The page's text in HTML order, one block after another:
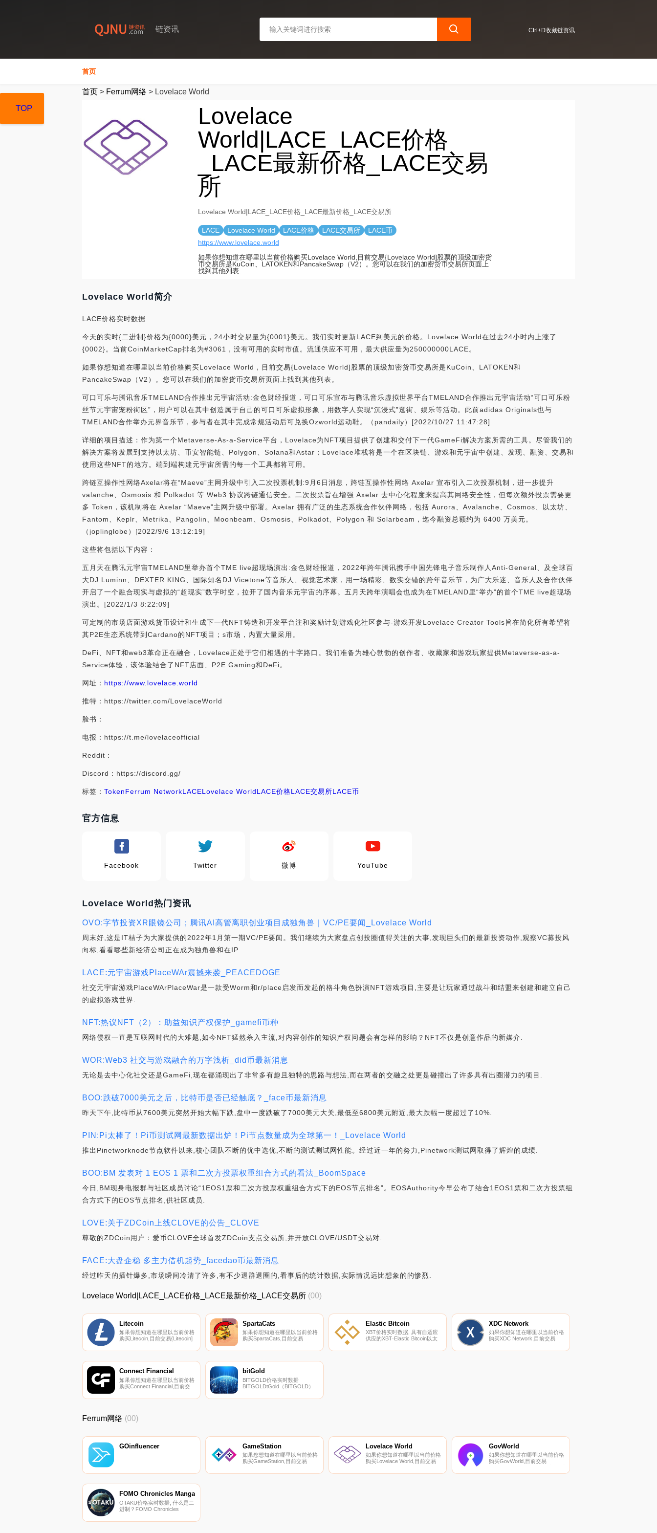
链资讯 Ctrl+D收藏链资讯
首页
首页 > Ferrum网络 > Lovelace World
Lovelace
World|LACE_LACE价格
_LACE最新价格_LACE交易
所
Lovelace World|LACE_LACE价格_LACE最新价格_LACE交易所
LACE Lovelace World LACE价格 LACE交易所
LACE币
https://www.lovelace.world
如果你想知道在哪里以当前价格购买Lovelace World,目前交易{Lovelace World]股票的顶级加密货
币交易所是KuCoin、LATOKEN和PancakeSwap（V2）。您可以在我们的加密货币交易所页面上
找到其他列表.
Lovelace World简介
LACE价格实时数据
今天的实时{二进制}价格为{0000}美元，24小时交易量为{0001}美元。我们实时更新LACE到美元的价格。Lovelace World在过去24小时内上涨了
{0002}。当前CoinMarketCap排名为#3061，没有可用的实时市值。流通供应不可用，最大供应量为250000000LACE。
如果你想知道在哪里以当前价格购买Lovelace World，目前交易{Lovelace World]股票的顶级加密货币交易所是KuCoin、LATOKEN和
PancakeSwap（V2）。您可以在我们的加密货币交易所页面上找到其他列表。
可口可乐与腾讯音乐TMELAND合作推出元宇宙活动:金色财经报道，可口可乐宣布与腾讯音乐虚拟世界平台TMELAND合作推出元宇宙活动“可口可乐粉
丝节元宇宙宠粉街区”，用户可以在其中创造属于自己的可口可乐虚拟形象，用数字人实现“沉浸式”逛街、娱乐等活动。此前adidas Originals也与
TMELAND合作举办元界音乐节，参与者在其中完成常规活动后可兑换Ozworld运动鞋。（pandaily）[2022/10/27 11:47:28]
详细的项目描述：作为第一个Metaverse-As-a-Service平台，Lovelace为NFT项目提供了创建和交付下一代GameFi解决方案所需的工具。尽管我们的
解决方案将发展到支持以太坊、币安智能链、Polygon、Solana和Astar；Lovelace堆栈将是一个在区块链、游戏和元宇宙中创建、发现、融资、交易和
使用这些NFT的地方。端到端构建元宇宙所需的每一个工具都将可用。
跨链互操作性网络Axelar将在“Maeve”主网升级中引入二次投票机制:9月6日消息，跨链互操作性网络 Axelar 宣布引入二次投票机制，进一步提升
valanche、Osmosis 和 Polkadot 等 Web3 协议跨链通信安全。二次投票旨在增强 Axelar 去中心化程度来提高其网络安全性，但每次额外投票需要更
多 Token，该机制将在 Axelar “Maeve”主网升级中部署。Axelar 拥有广泛的生态系统合作伙伴网络，包括 Aurora、Avalanche、Cosmos、以太坊、
Fantom、Keplr、Metrika、Pangolin、Moonbeam、Osmosis、Polkadot、Polygon 和 Solarbeam，迄今融资总额约为 6400 万美元。
（joplinglobe）[2022/9/6 13:12:19]
这些将包括以下内容：
五月天在腾讯元宇宙TMELAND里举办首个TME live超现场演出:金色财经报道，2022年跨年腾讯携手中国先锋电子音乐制作人Anti-General、及全球百
大DJ Luminn、DEXTER KING、国际知名DJ Vicetone等音乐人、视觉艺术家，用一场精彩、数实交错的跨年音乐节，为广大乐迷、音乐人及合作伙伴
开启了一个融合现实与虚拟的“超现实”数字时空，拉开了国内音乐元宇宙的序幕。五月天跨年演唱会也成为在TMELAND里“举办”的首个TME live超现场
演出。[2022/1/3 8:22:09]
可定制的市场店面游戏货币设计和生成下一代NFT铸造和开发平台注和奖励计划游戏化社区参与-游戏开发Lovelace Creator Tools旨在简化所有希望将
其P2E生态系统带到Cardano的NFT项目；s市场，内置大量采用。
DeFi、NFT和web3革命正在融合，Lovelace正处于它们相遇的十字路口。我们准备为雄心勃勃的创作者、收藏家和游戏玩家提供Metaverse-as-a-
Service体验，该体验结合了NFT店面、P2E Gaming和DeFi。
网址： https://www.lovelace.world
推特：https://twitter.com/LovelaceWorld
脸书：
电报：https://t.me/lovelaceofficial
Reddit：
Discord：https://discord.gg/
标签： TokenFerrum NetworkLACELovelace WorldLACE价格LACE交易所LACE币
官方信息
Facebook Twitter 微博 YouTube
Lovelace World热门资讯
OVO:字节投资XR眼镜公司；腾讯AI高管离职创业项目成独角兽｜VC/PE要闻_Lovelace World
周末好,这是IT桔子为大家提供的2022年1月第一期VC/PE要闻。我们继续为大家盘点创投圈值得关注的大事,发现巨头们的最新投资动作,观察VC募投风
向标,看看哪些新经济公司正在成为独角兽和在IP.
LACE:元宇宙游戏PlaceWAr震撼来袭_PEACEDOGE
社交元宇宙游戏PlaceWArPlaceWar是一款受Worm和r/place启发而发起的格斗角色扮演NFT游戏项目,主要是让玩家通过战斗和结盟来创建和建立自己
的虚拟游戏世界.
NFT:热议NFT（2）：助益知识产权保护_gamefi币种
网络侵权一直是互联网时代的大难题,如今NFT猛然杀入主流,对内容创作的知识产权问题会有怎样的影响？NFT不仅是创意作品的新媒介.
WOR:Web3 社交与游戏融合的万字浅析_did币最新消息
无论是去中心化社交还是GameFi,现在都涌现出了非常多有趣且独特的思路与想法,而在两者的交融之处更是碰撞出了许多具有出圈潜力的项目.
BOO:跌破7000美元之后，比特币是否已经触底？_face币最新消息
昨天下午,比特币从7600美元突然开始大幅下跌,盘中一度跌破了7000美元大关,最低至6800美元附近,最大跌幅一度超过了10%.
PIN:Pi太棒了！Pi币测试网最新数据出炉！Pi节点数量成为全球第一！_Lovelace World
推出Pinetworknode节点软件以来,核心团队不断的优中选优,不断的测试测试网性能。经过近一年的努力,Pinetwork测试网取得了辉煌的成绩.
BOO:BM 发表对 1 EOS 1 票和二次方投票权重组合方式的看法_BoomSpace
今日,BM现身电报群与社区成员讨论“1EOS1票和二次方投票权重组合方式下的EOS节点排名”。EOSAuthority今早公布了结合1EOS1票和二次方投票组
合方式下的EOS节点排名,供社区成员.
LOVE:关于ZDCoin上线CLOVE的公告_CLOVE
尊敬的ZDCoin用户：爱币CLOVE全球首发ZDCoin支点交易所,并开放CLOVE/USDT交易对.
FACE:大盘企稳 多主力借机起势_facedao币最新消息
经过昨天的插针爆多,市场瞬间冷清了许多,有不少退群退圈的,看事后的统计数据,实际情况远比想象的的惨烈.
TOP
Lovelace World|LACE_LACE价格_LACE最新价格_LACE交易所 (00)
Litecoin
如果你想知道在哪里以当前价格
购买Litecoin,目前交易{Litecoin]
Binance、OKX、Deepcoin、
其他列表.
SpartaCats
如果你想知道在哪里以当前价格
购买SpartaCats,目前交易
币交易所是FlatQube交易所。您
Elastic Bitcoin
XBT价格实时数据, 具有自适应
供应的XBT·Elastic Bitcoin以太
加密货币。XBT被稳定为比特
XDC Network
如果你想知道在哪里以当前价格
购买XDC Network,目前交易
货币交易所是CoinW、Bitrue、
Connect Financial
如果你想知道在哪里以当前价格
购买Connect Financial,目前交
级加密货币交易所是
找到其他列表.
bitGold
BITGOLD价格实时数据
BITGOLDtGold（BITGOLD）
BITGOLDtGold目前的供应量为
TOP
Ferrum网络 (00)
GOinfluencer GameStation
如果您想知道在哪里以当前价格
购买GameStation,目前交易
加密货币交易所是QuickSwap。
Lovelace World
如果你想知道在哪里以当前价格
购买Lovelace World,目前交易
密货币交易所是KuCoin、
GovWorld
如果你想知道在哪里以当前价格
购买GovWorld,目前交易
交易所是
FOMO Chronicles Manga
OTAKU价格实时数据, 什么是二
进制？FOMO Chronicles
台,专注于使用NFT有效和高效
TOP